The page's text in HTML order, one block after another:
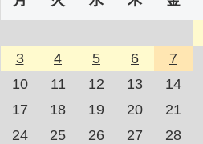
3
4 5 6 7
10
11 12 13 14
17
18 19 20 21
24
25 26 27 28